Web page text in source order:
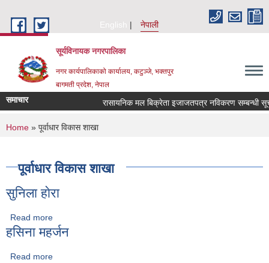
English
नेपाली
सूर्यविनायक नगरपालिका
नगर कार्यपालिकाको कार्यालय, कटुञ्जे, भक्तपुर
बागमती प्रदेश, नेपाल
समाचार रासायनिक मल बिक्रेता इजाजतपत्र नविकरण सम्बन्धी
You are here
Home » पूर्वाधार विकास शाखा
पूर्वाधार विकास शाखा
सुनिला हाेरा
Read more
हसिना महर्जन
Read more